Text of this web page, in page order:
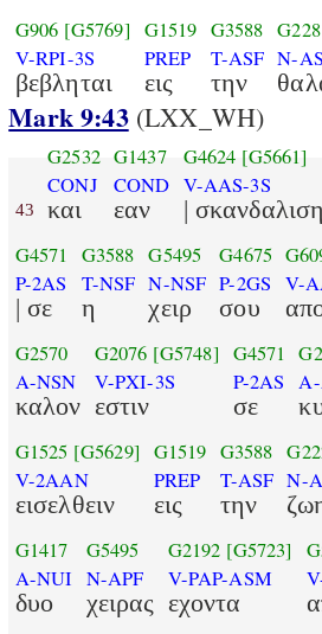
G906 [G5769]
V-RPI-3S
βεβληται
G1519
PREP
εις
G3588
T-ASF
την
N-
Mark 9:43(LXX_WH)
43
G2532
CONJ
και
G1437
COND
εαν
G4624 [G5661]
V-AAS-3S
| σκανδαλιση
G4571
P-2AS
| σε
G3588
T-NSF
η
G5495
N-NSF
χειρ
G4675
P-2GS
σου
V-
G2570
A-NSN
καλον
G2076 [G5748]
V-PXI-3S
εστιν
G4571
P-2AS
σε
G1525 [G5629]
V-2AAN
εισελθειν
G1519
PREP
εις
G3588
T-ASF
την
N-
G1417
A-NUI
δυο
G5495
N-APF
χειρας
G2192 [G5723]
V-PAP-ASM
εχοντα